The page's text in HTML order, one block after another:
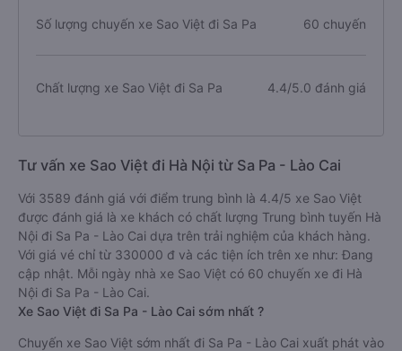
Số lượng chuyến xe Sao Việt đi Sa Pa 60 chuyến
Chất lượng xe Sao Việt đi Sa Pa 4.4/5.0 đánh giá
Tư vấn xe Sao Việt đi Hà Nội từ Sa Pa - Lào Cai
Với 3589 đánh giá với điểm trung bình là 4.4/5 xe Sao Việt
được đánh giá là xe khách có chất lượng Trung bình tuyến Hà
Nội đi Sa Pa - Lào Cai dựa trên trải nghiệm của khách hàng.
Với giá vé chỉ từ 330000 đ và các tiện ích trên xe như: Đang
cập nhật. Mỗi ngày nhà xe Sao Việt có 60 chuyến xe đi Hà
Nội đi Sa Pa - Lào Cai.
Xe Sao Việt đi Sa Pa - Lào Cai sớm nhất ?
Chuyến xe Sao Việt sớm nhất đi Sa Pa - Lào Cai xuất phát vào